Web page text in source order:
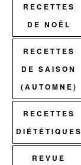
RECETTES
DE NOËL
RECETTES
DE SAISON
(AUTOMNE)
RECETTES
DIÉTÉTIQUES
REVUE